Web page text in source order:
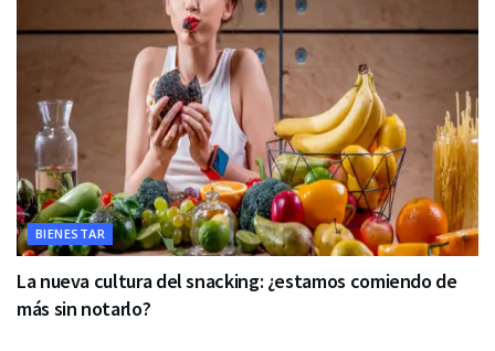
BIENESTAR
La nueva cultura del snacking: ¿estamos comiendo de
más sin notarlo?